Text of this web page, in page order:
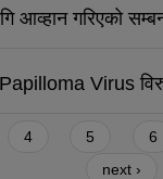
आव्हान गरिएको
Virus
4 5
6
next ›